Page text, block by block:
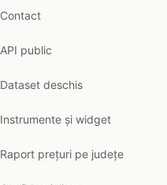
Contact
API public
Dataset deschis
Instrumente și widget
Raport prețuri pe județe